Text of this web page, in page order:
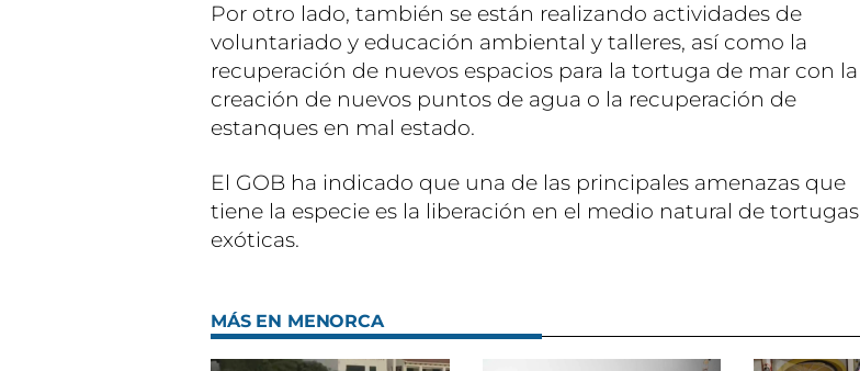
Por otro lado, también se están realizando actividades de
voluntariado y educación ambiental y talleres, así como la
recuperación de nuevos espacios para la tortuga de mar con la
creación de nuevos puntos de agua o la recuperación de
estanques en mal estado.
El GOB ha indicado que una de las principales amenazas que
tiene la especie es la liberación en el medio natural de tortugas
exóticas.
MÁS EN MENORCA